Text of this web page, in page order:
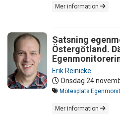
Mer information
Satsning
Östergötland.
Erik Reinicke
Onsdag 24
Mötesplats
Mer information